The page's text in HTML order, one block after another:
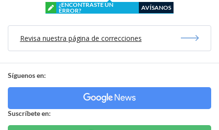
¿ENCONTRASTE UN
ERROR?
AVÍSANOS
Revisa nuestra página de correcciones
Síguenos en:
Suscríbete en: